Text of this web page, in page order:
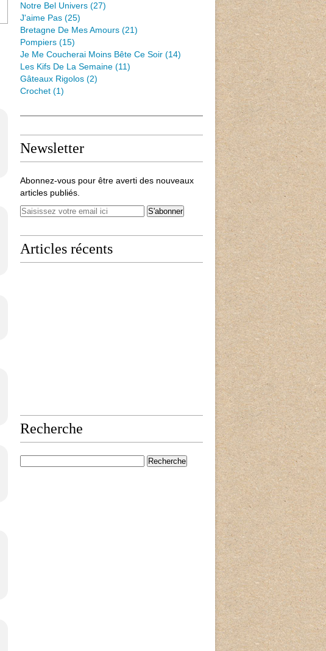
Notre Bel Univers (27)
J'aime Pas (25)
Bretagne De Mes Amours (21)
Pompiers (15)
Je Me Coucherai Moins Bête Ce Soir (14)
Les Kifs De La Semaine (11)
Gâteaux Rigolos (2)
Crochet (1)
Newsletter
Abonnez-vous pour être averti des nouveaux
articles publiés.
Articles récents
Recherche